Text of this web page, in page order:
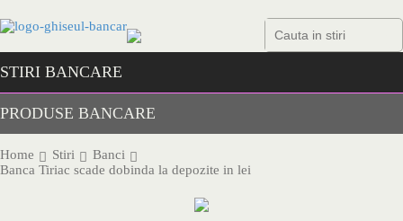
to
content
STIRI BANCARE
PRODUSE BANCARE
Home Stiri
Banci
Banca Tiriac scade dobinda la depozite in lei